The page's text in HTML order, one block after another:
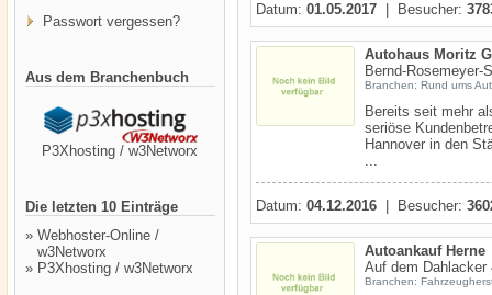
Passwort vergessen?
Aus dem Branchenbuch
P3Xhosting / w3Networx
Die letzten 10 Einträge
» Webhoster-Online /
w3Networx
» P3Xhosting / w3Networx
Datum: 01.05.2017 | Besucher:
Autohaus Moritz
Bernd-Rosemeyer-
Branchen: Rund ums
Bereits seit mehr
seriöse
Hannover in den
...
Datum: 04.12.2016 | Besucher:
Autoankauf Herne
Auf dem Dahlacker
Branchen: